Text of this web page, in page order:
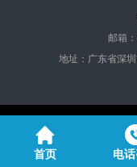
邮箱：
地址：广东省深
首页 电